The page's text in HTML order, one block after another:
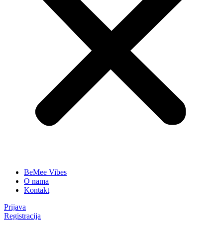
BeMee Vibes
O nama
Kontakt
Prijava
Registracija